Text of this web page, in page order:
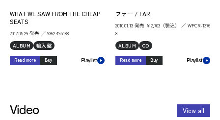
WHAT WE SAW FROM THE CHEAP
SEATS
2012.05.29 発売 ／ 9362.495188
ALBUM
輸入盤
Read more Buy Playlist
ファー / FAR
2010.01.13 発売 ￥2,703（税込） ／ WPCR-1376
8
ALBUM
CD
Read more Buy Playlist
Video View all